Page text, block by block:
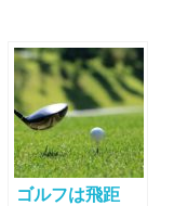
ゴルフは飛距